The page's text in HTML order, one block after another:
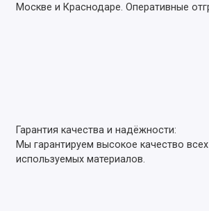
Москве и Краснодаре. Оперативные
Гарантия качества и надёжности:
Мы гарантируем высокое качество
используемых материалов.